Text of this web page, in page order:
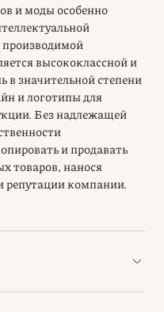
и моды особенно
производимой
высококлассной и
в значительной степени
и логотипы для
Без надлежащей
и продавать
товаров, нанося
репутации компании.